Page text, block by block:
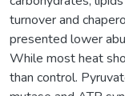
turnover and
presented lower
While most heat
than control.